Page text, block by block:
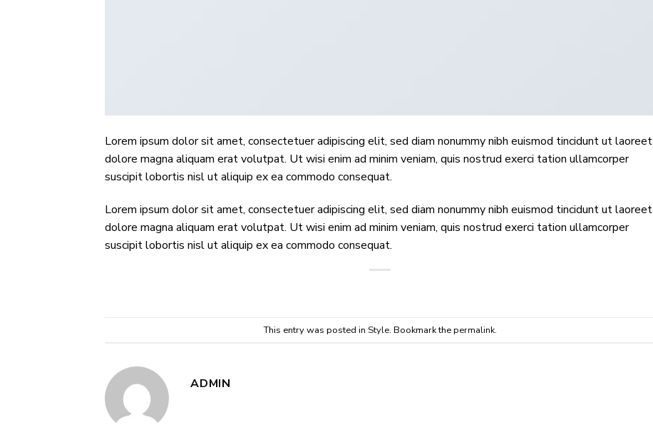
Lorem ipsum dolor sit amet, consectetuer adipiscing elit, sed diam nonummy nibh euismod tincidunt ut laoreet
dolore magna aliquam erat volutpat. Ut wisi enim ad minim veniam, quis nostrud exerci tation ullamcorper
suscipit lobortis nisl ut aliquip ex ea commodo consequat.
Lorem ipsum dolor sit amet, consectetuer adipiscing elit, sed diam nonummy nibh euismod tincidunt ut laoreet
dolore magna aliquam erat volutpat. Ut wisi enim ad minim veniam, quis nostrud exerci tation ullamcorper
suscipit lobortis nisl ut aliquip ex ea commodo consequat.
This entry was posted in Style. Bookmark thepermalink.
ADMIN